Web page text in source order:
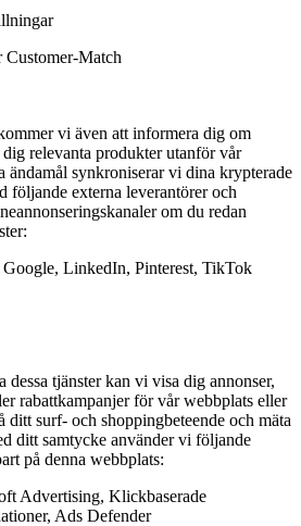
Match
vi även att informera dig om
relevanta produkter utanför vår
ändamål synkroniserar vi dina krypterade
följande externa leverantörer och
om du redan
LinkedIn, Pinterest, TikTok
dessa tjänster kan vi visa dig annonser,
rabattkampanjer för vår webbplats eller
ditt surf- och shoppingbeteende och mäta
ditt samtycke använder vi följande
på denna webbplats:
Advertising, Klickbaserade
Ads Defender